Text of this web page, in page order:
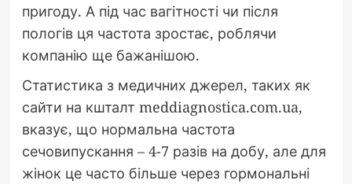
пригоду. А під час вагітності чи після
пологів ця частота зростає, роблячи
компанію ще бажанішою.
Статистика з медичних джерел, таких як
сайти на кшталт meddiagnostica.com.ua,
вказує, що нормальна частота
сечовипускання – 4-7 разів на добу, але для
жінок це часто більше через гормональні